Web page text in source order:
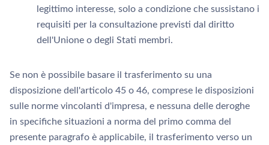
legittimo interesse, solo a condizione che sussistano i
requisiti per la consultazione previsti dal diritto
dell'Unione o degli Stati membri.
Se non è possibile basare il trasferimento su una
disposizione dell'articolo 45 o 46, comprese le disposizioni
sulle norme vincolanti d'impresa, e nessuna delle deroghe
in specifiche situazioni a norma del primo comma del
presente paragrafo è applicabile, il trasferimento verso un